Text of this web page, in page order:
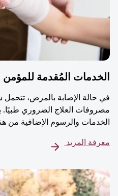
المُقدمة للمؤمن
الإصابة بالمرض، تتحمل شركة
العلاج الضروري طبيًا.
والرسوم الإضافية من هنا.
المزيد